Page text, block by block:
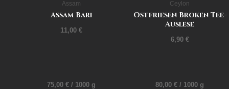
Assam
Assam Bari
11,00€
Ceylon
Ostfriesen Broken Tee-
Auslese
6,90 €
75,00€ / 1000 g 80,00€ / 1000 g